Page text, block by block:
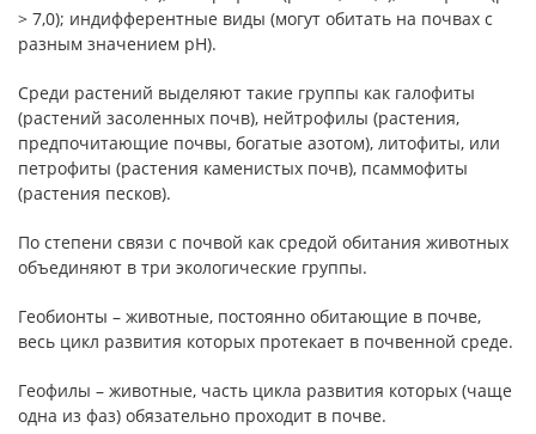
> 7,0); индифферентные виды (могут обитать на почвах с
разным значением pH).
Среди растений выделяют такие группы как галофиты
(растений засоленных почв), нейтрофилы (растения,
предпочитающие почвы, богатые азотом), литофиты, или
петрофиты (растения каменистых почв), псаммофиты
(растения песков).
По степени связи с почвой как средой обитания животных
объединяют в три экологические группы.
Геобионты – животные, постоянно обитающие в почве,
весь цикл развития которых протекает в почвенной среде.
Геофилы – животные, часть цикла развития которых (чаще
одна из фаз) обязательно проходит в почве.